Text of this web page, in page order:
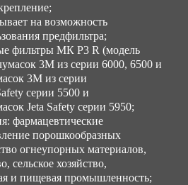
на возможность
предфильтра;
фильтры МК Р3 R (модель
3М из серии 6000, 6500 и
3М из серии
серии 5500 и
Jeta Safety серии 5950;
фармацевтические
порошкообразных
огнеупорных материалов,
сельское хозяйство,
и пищевая промышленность;